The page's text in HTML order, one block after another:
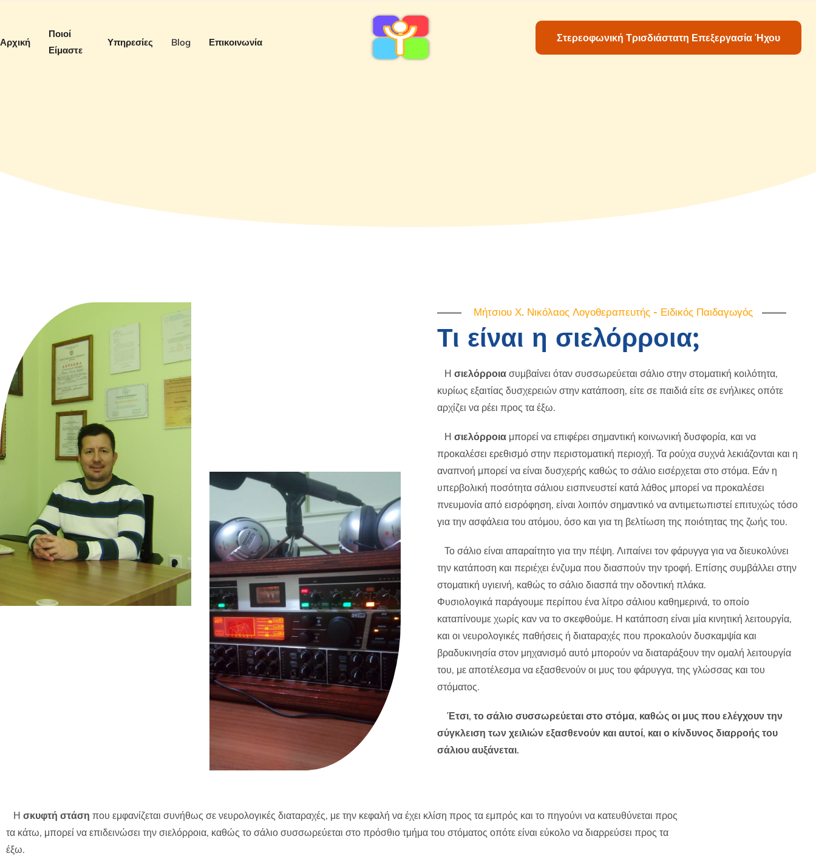
Αρχική
Ποιοί
Είμαστε
Υπηρεσίες Blog Επικοινωνία Στερεοφωνική Τρισδιάστατη Επεξεργασία Ήχου
Μήτσιου Χ. Νικόλαος Λογοθεραπευτής - Ειδικός Παιδαγωγός
Τι είναι η σιελόρροια;
Η σιελόρροια συμβαίνει όταν συσσωρεύεται σάλιο στην στοματική κοιλότητα,
κυρίως εξαιτίας δυσχερειών στην κατάποση, είτε σε παιδιά είτε σε ενήλικες οπότε
αρχίζει να ρέει προς τα έξω.
Η σιελόρροια μπορεί να επιφέρει σημαντική κοινωνική δυσφορία, και να
προκαλέσει ερεθισμό στην περιστοματική περιοχή. Τα ρούχα συχνά λεκιάζονται και η
αναπνοή μπορεί να είναι δυσχερής καθώς το σάλιο εισέρχεται στο στόμα. Εάν η
υπερβολική ποσότητα σάλιου εισπνευστεί κατά λάθος μπορεί να προκαλέσει
πνευμονία από εισρόφηση, είναι λοιπόν σημαντικό να αντιμετωπιστεί επιτυχώς τόσο
για την ασφάλεια του ατόμου, όσο και για τη βελτίωση της ποιότητας της ζωής του.
Το σάλιο είναι απαραίτητο για την πέψη. Λιπαίνει τον φάρυγγα για να διευκολύνει
την κατάποση και περιέχει ένζυμα που διασπούν την τροφή. Επίσης συμβάλλει στην
στοματική υγιεινή, καθώς το σάλιο διασπά την οδοντική πλάκα.
Φυσιολογικά παράγουμε περίπου ένα λίτρο σάλιου καθημερινά, το οποίο
καταπίνουμε χωρίς καν να το σκεφθούμε. Η κατάποση είναι μία κινητική λειτουργία,
και οι νευρολογικές παθήσεις ή διαταραχές που προκαλούν δυσκαμψία και
βραδυκινησία στον μηχανισμό αυτό μπορούν να διαταράξουν την ομαλή λειτουργία
του, με αποτέλεσμα να εξασθενούν οι μυς του φάρυγγα, της γλώσσας και του
στόματος.
Έτσι, το σάλιο συσσωρεύεται στο στόμα, καθώς οι μυς που ελέγχουν την
σύγκλειση των χειλιών εξασθενούν και αυτοί, και ο κίνδυνος διαρροής του
σάλιου αυξάνεται.
Η σκυφτή στάση που εμφανίζεται συνήθως σε νευρολογικές διαταραχές, με την κεφαλή να έχει κλίση προς τα εμπρός και το πηγούνι να κατευθύνεται προς
τα κάτω, μπορεί να επιδεινώσει την σιελόρροια, καθώς το σάλιο συσσωρεύεται στο πρόσθιο τμήμα του στόματος οπότε είναι εύκολο να διαρρεύσει προς τα
έξω.